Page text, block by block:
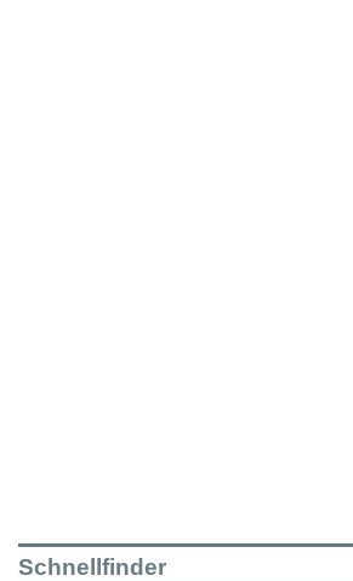
Schnellfinder